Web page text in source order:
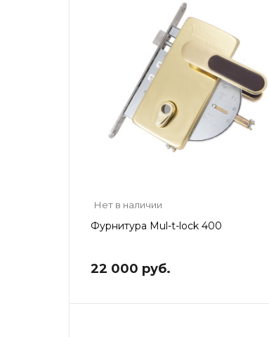
Нет в наличии
Фурнитура Mul-t-lock 400
22 000 руб.